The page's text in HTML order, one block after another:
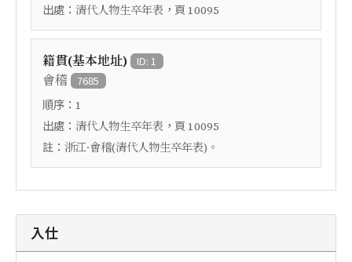
出處： 清代人物生卒年表 ，頁 10095
籍貫(基本地址) ID: 1
會稽 7685
順序： 1
出處： 清代人物生卒年表 ，頁 10095
註： 浙江·會稽(清代人物生卒年表)。
入仕